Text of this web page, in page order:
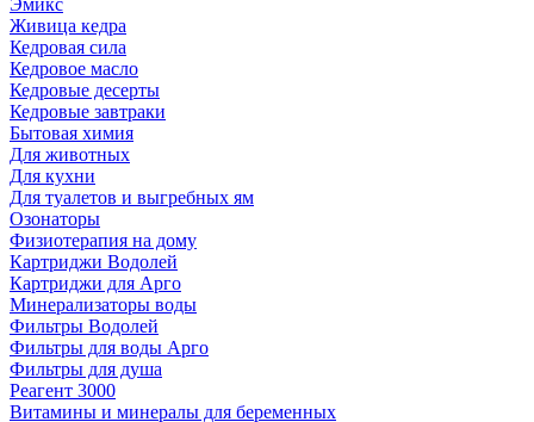
Эмикс
Живица кедра
Кедровая сила
Кедровое масло
Кедровые десерты
Кедровые завтраки
Бытовая химия
Для животных
Для кухни
Для туалетов и выгребных ям
Озонаторы
Физиотерапия на дому
Картриджи Водолей
Картриджи для Арго
Минерализаторы воды
Фильтры Водолей
Фильтры для воды Арго
Фильтры для душа
Реагент 3000
Витамины и минералы для беременных